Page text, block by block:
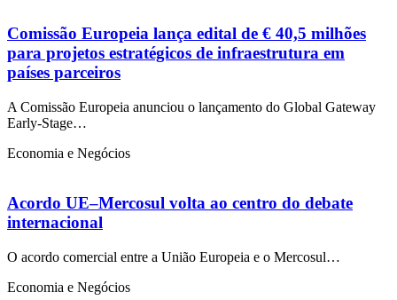
Comissão Europeia lança edital de € 40,5 milhões
para projetos estratégicos de infraestrutura em
países parceiros
A Comissão Europeia anunciou o lançamento do Global Gateway
Early-Stage…
Economia e Negócios
Acordo UE–Mercosul volta ao centro do debate
internacional
O acordo comercial entre a União Europeia e o Mercosul…
Economia e Negócios